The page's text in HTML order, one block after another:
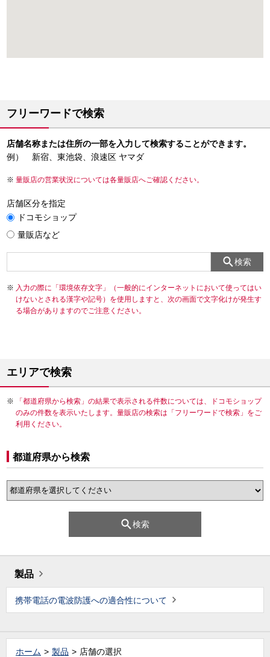
フリーワードで検索
店舗名称または住所の一部を入力して検索することができます。
例） 新宿、東池袋、浪速区 ヤマダ
量販店の営業状況については各量販店へご確認ください。
店舗区分を指定
ドコモショップ
量販店など
検索
入力の際に「環境依存文字」（一般的にインターネットにおいて使ってはい
けないとされる漢字や記号）を使用しますと、次の画面で文字化けが発生す
る場合がありますのでご注意ください。
エリアで検索
「都道府県から検索」の結果で表示される件数については、ドコモショップ
のみの件数を表示いたします。量販店の検索は「フリーワードで検索」をご
利用ください。
都道府県から検索
検索
製品
携帯電話の電波防護への適合性について
ホーム 製品 店舗の選択